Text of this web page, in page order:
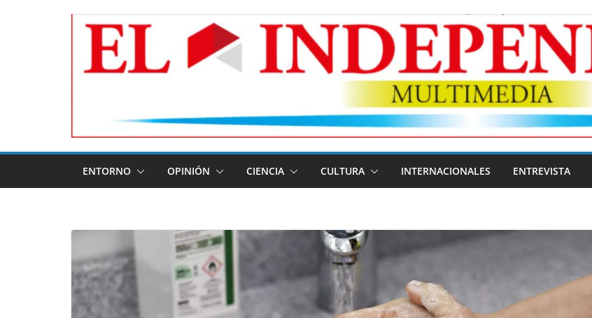
ENTORNO OPINIÓN CIENCIA CULTURA INTERNACIONALES ENTREVISTA